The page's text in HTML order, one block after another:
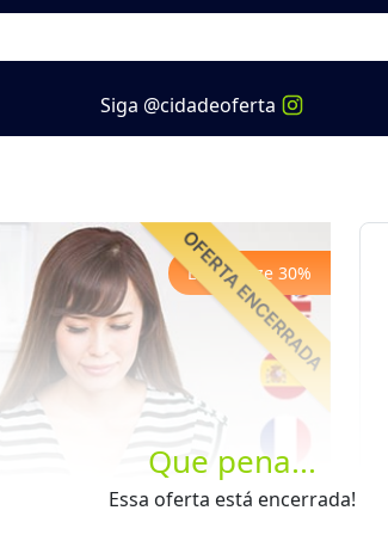
Siga @cidadeoferta
Que pena...
Essa oferta está encerrada!
Economize 30%